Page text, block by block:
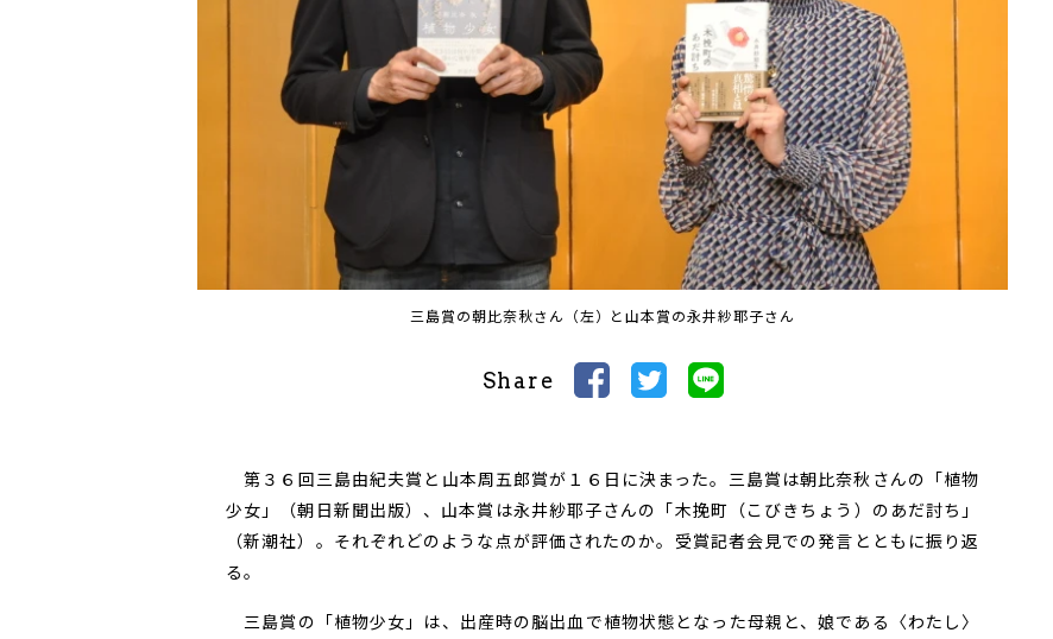
三島賞の朝比奈秋さん（左）と山本賞の永井紗耶子さん
Share
第３６回三島由紀夫賞と山本周五郎賞が１６日に決まった。三島賞は朝比奈秋さんの「植物
少女」（朝日新聞出版）、山本賞は永井紗耶子さんの「木挽町（こびきちょう）のあだ討ち」
（新潮社）。それぞれどのような点が評価されたのか。受賞記者会見での発言とともに振り返
る。
三島賞の「植物少女」は、出産時の脳出血で植物状態となった母親と、娘である〈わたし〉